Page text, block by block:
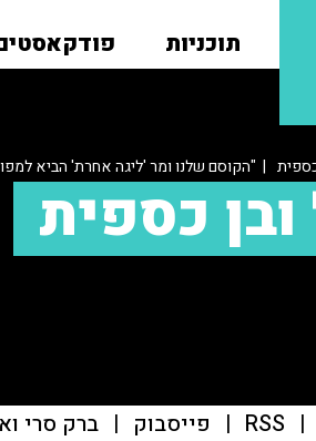
תוכניות
כספית | "הקוסם שלנו ומר 'ליגה אחרת' הביא
ובן כספית
|
RSS
| פייסבוק | ברק סרי